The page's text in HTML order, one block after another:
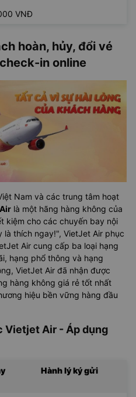
VNĐ
hoàn, hủy, đổi vé
in online
Nam và các trung tâm hoạt
là một hãng hàng không của
kiệm cho các chuyến bay nội
là thích ngay!", VietJet Air phục
Air cung cấp ba loại hạng
hạng phổ thông và hạng
VietJet Air đã nhận được
hàng không giá rẻ tốt nhất
hiệu bền vững hàng đầu
Vietjet Air - Áp dụng
Hành lý ký gửi